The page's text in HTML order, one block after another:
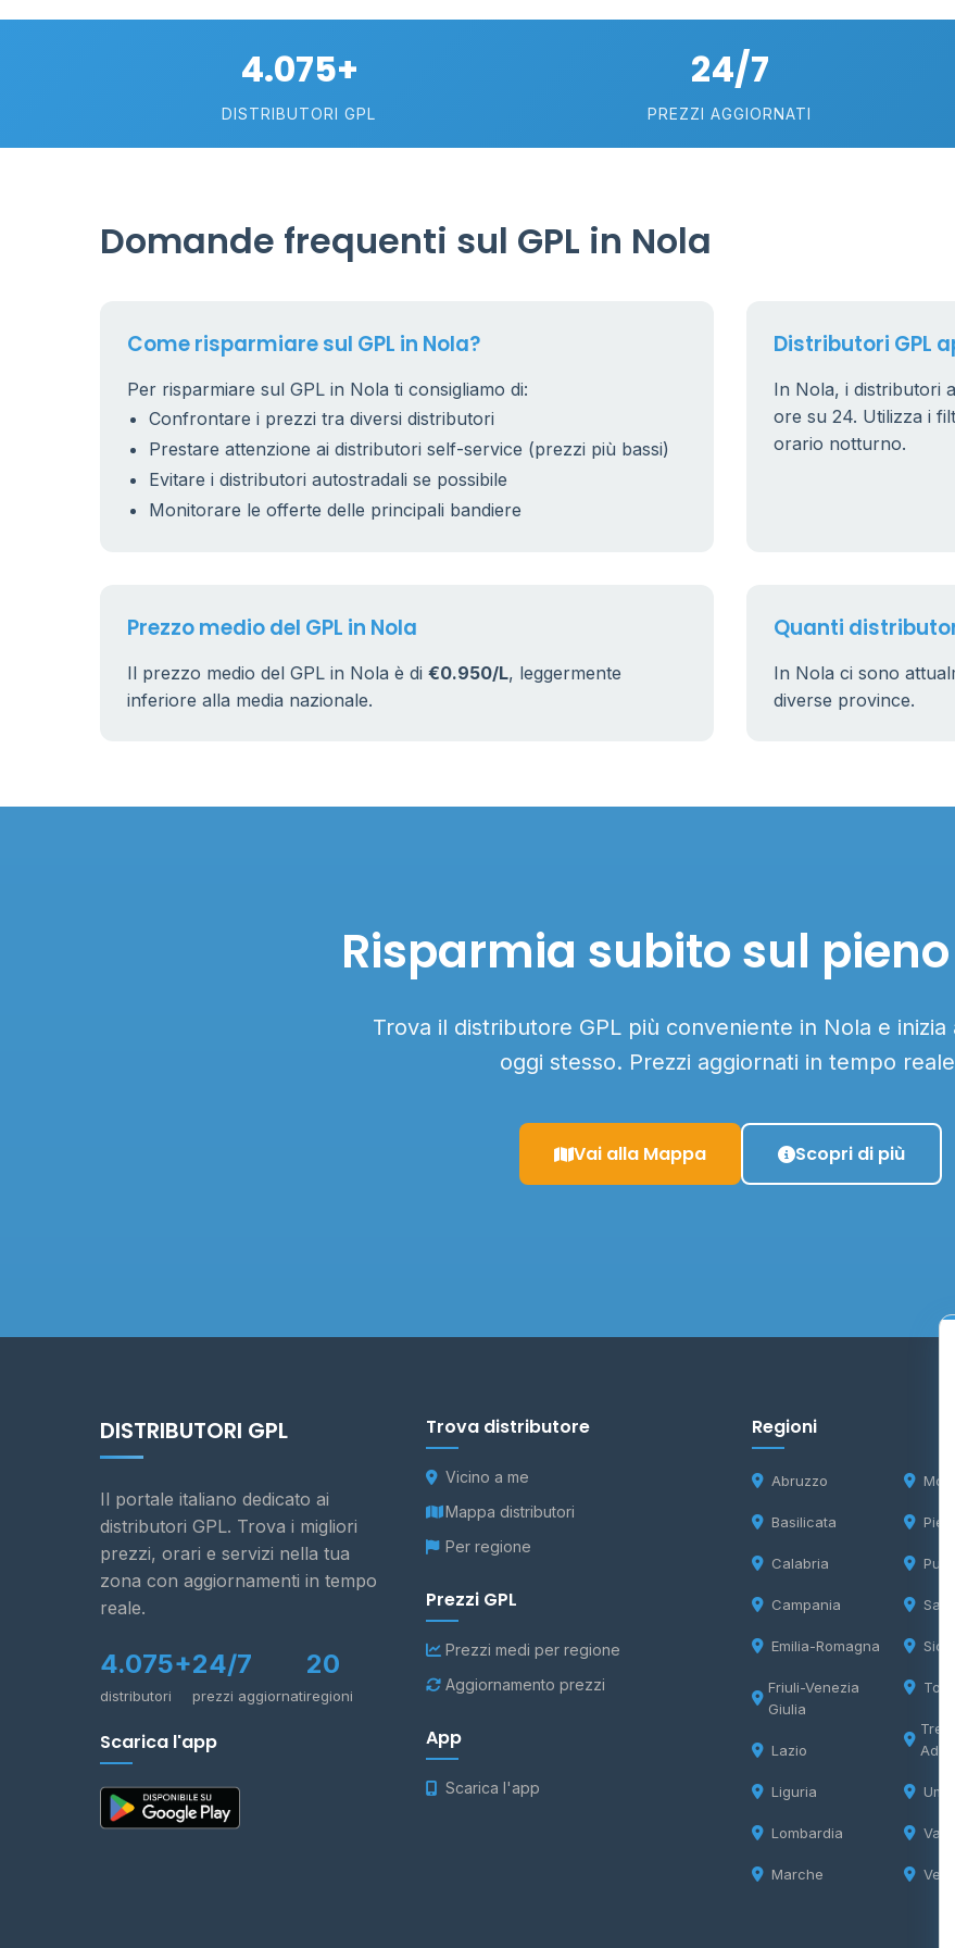
53
5
9
4.075+
DISTRIBUTORI GPL
24/7
PREZZI AGGIORNATI
Domande frequenti sul GPL in Nola
Come risparmiare sul GPL in Nola?
Per risparmiare sul GPL in Nola ti consigliamo di:
Confrontare i prezzi tra diversi distributori
Prestare attenzione ai distributori self-service (prezzi più bassi)
Evitare i distributori autostradali se possibile
Monitorare le offerte delle principali bandiere
Distributori GPL
In Nola, i distributori
ore su 24. Utilizza i
orario notturno.
Prezzo medio del GPL in Nola
Il prezzo medio del GPL in Nola è di €0.950/L, leggermente
inferiore alla media nazionale.
Quanti
In Nola ci sono
diverse province.
Risparmia subito sul
Trova il distributore GPL più conveniente in Nola e inizia
oggi stesso. Prezzi aggiornati in tempo
Vai alla Mappa Scopri di più
DISTRIBUTORI GPL
Il portale italiano dedicato ai
distributori GPL. Trova i migliori
prezzi, orari e servizi nella tua
zona con aggiornamenti in tempo
reale.
4.075+
distributori
24/7
prezzi aggiornati
20
regioni
Scarica l'app
Trova distributore
Vicino a me
Mappa distributori
Per regione
Prezzi GPL
Prezzi medi per regione
Aggiornamento prezzi
App
Scarica l'app
Regioni
Abruzzo
Basilicata
Calabria
Campania
Emilia-Romagna
Friuli-Venezia
Giulia
Lazio
Liguria
Lombardia
Marche
Puglia
Sicilia
Adige